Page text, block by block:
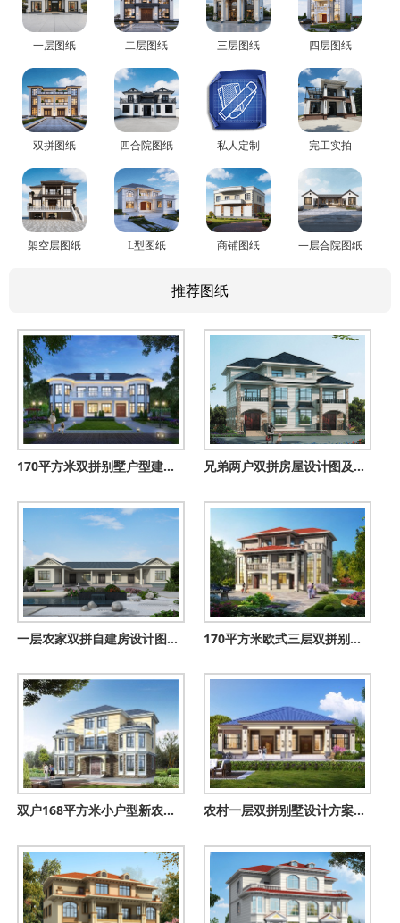
一层图纸 二层图纸 三层图纸 四层图纸
双拼图纸 四合院图纸 私人定制 完工实拍
架空层图纸 L型图纸 商铺图纸 一层合院图纸
推荐图纸
170平方米双拼别墅户型建筑设计图纸及外观效果图，复式单户85平 兄弟两户双拼房屋设计图及外观图片，户型合理
一层农家双拼自建房设计图，左右对称四平八稳 170平方米欧式三层双拼别墅建筑设计图纸及效果图片
双户168平方米小户型新农村双拼楼房设计建筑图纸带外观图 农村一层双拼别墅设计方案，丰富的室内空间配置，满足您的生活